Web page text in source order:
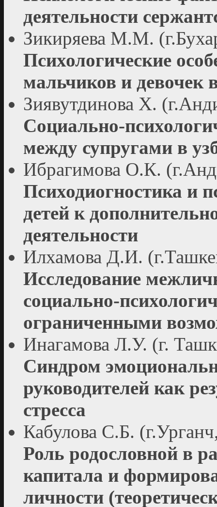
деятельности
Зикиряева М.М.
Психологические
мальчиков и девочек
Зиявутдинова Х.
Социально-
между супругами в
Ибрагимова О.К.
Психодиогностика и
детей к
деятельности
Илхамова Д.И.
Исследование
социально-
ограниченными
Инагамова Л.У. (г.
Синдром
руководителей как
стресса
Кабулова С.Б.
Роль родословной в
капитала и
личности